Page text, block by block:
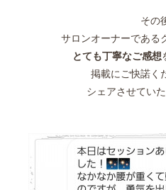
その
サロンオーナーである
とても丁寧なご感想
掲載にご快諾く
シェアさせてい